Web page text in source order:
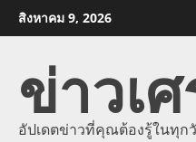
Skip
to
สิงหาคม 9, 2026
ข่าวเ
อัปเดตข่าวที่คุณต้องรู้ในทุก